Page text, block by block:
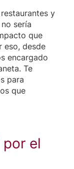
y
sería
que
eso, desde
encargado
Te
para
que
por el